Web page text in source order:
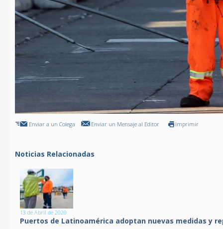
Enviar a un Colega Enviar un Mensaje al Editor Imprimir
Noticias Relacionadas
13 de Abril de 2020
Puertos de Latinoamérica adoptan nuevas medidas y